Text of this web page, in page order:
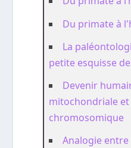
Du primate à
La
petite esquisse
Devenir
mitochondriale et
chromosomique
Analogie